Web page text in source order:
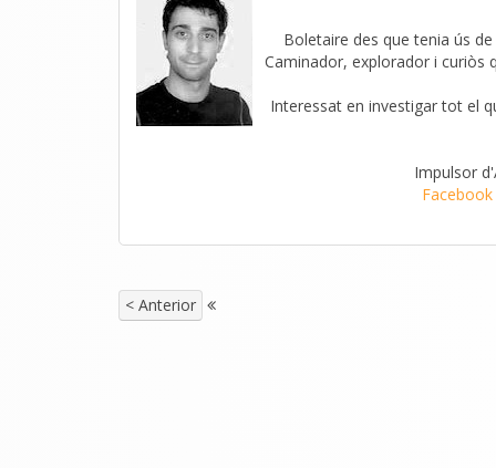
Boletaire des que tenia ús
Caminador, explorador i curiòs
Interessat en investigar tot el
Impulsor
Facebook
< Anterior